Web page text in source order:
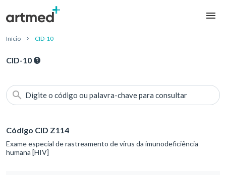
Início CID-10
CID-10
Digite o código ou palavra-chave para consultar
Código CID Z114
Exame especial de rastreamento de vírus da imunodeficiência
humana [HIV]